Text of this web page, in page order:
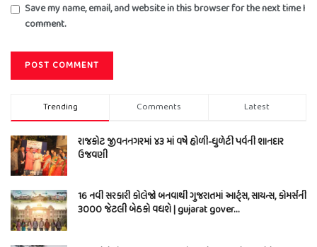
Save my name, email, and website in this browser for the next time I
comment.
Trending Comments Latest
રાજકોટ જીવનનગરમાં ૪૩ માં વર્ષે હોળી-ધુળેટી પર્વની શાનદાર
ઉજવણી
16 નવી સરકારી કોલેજો બનવાથી ગુજરાતમાં આર્ટ્સ, સાયન્સ, કોમર્સની
3000 જેટલી બેઠકો વધશે | gujarat gover…